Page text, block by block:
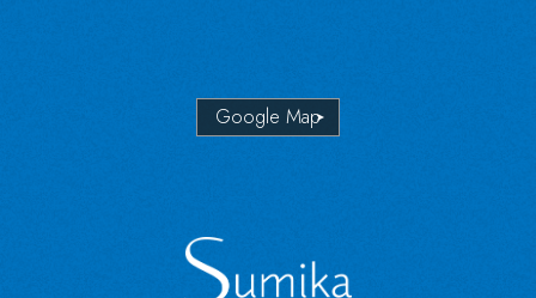
Google Map